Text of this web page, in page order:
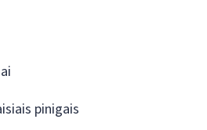
pinigais